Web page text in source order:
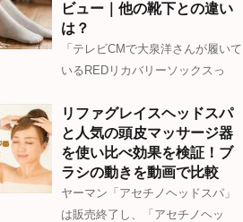
ビュー｜他の靴下との違い
は？
「テレビCMで大泉洋さんが履いて
いるREDリカバリーソックスっ
リファグレイスヘッドスパ
と人気の頭皮マッサージ器
を使い比べ効果を検証！ブ
ラシの動きを動画で比較
ヤーマン「アセチノヘッドスパ」
は販売終了し、「アセチノヘッ